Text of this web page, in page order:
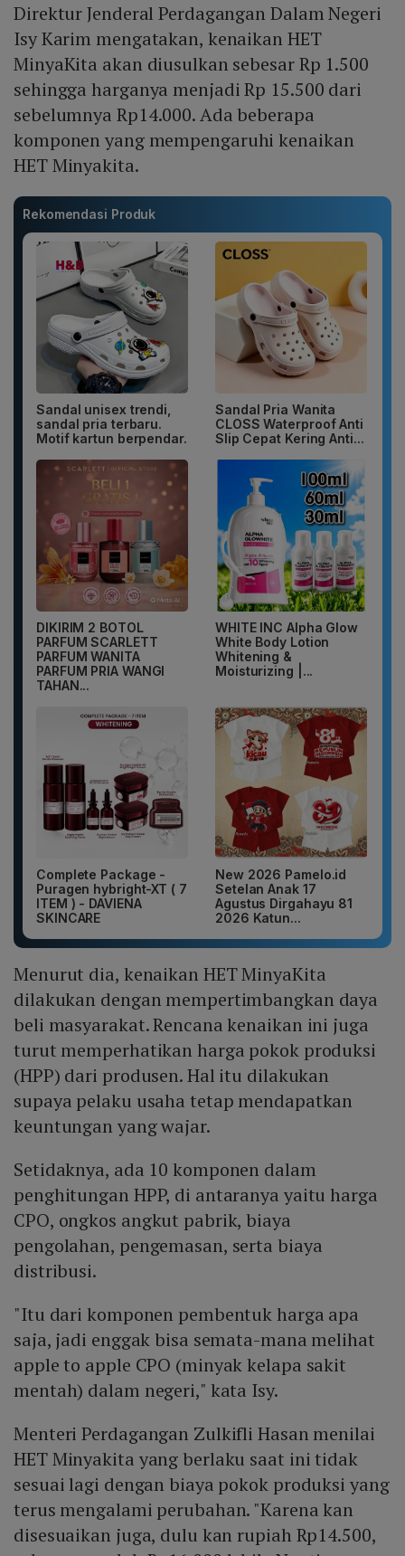
Direktur Jenderal Perdagangan Dalam Negeri
Isy Karim mengatakan, kenaikan HET
MinyaKita akan diusulkan sebesar Rp 1.500
sehingga harganya menjadi Rp 15.500 dari
sebelumnya Rp14.000. Ada beberapa
komponen yang mempengaruhi kenaikan
HET Minyakita.
Rekomendasi Produk
Sandal unisex trendi,
sandal pria terbaru.
Motif kartun berpendar.
Sandal Pria Wanita
CLOSS Waterproof Anti
Slip Cepat Kering Anti...
DIKIRIM 2 BOTOL
PARFUM SCARLETT
PARFUM WANITA
PARFUM PRIA WANGI
TAHAN...
WHITE INC Alpha Glow
White Body Lotion
Whitening &
Moisturizing |...
Complete Package -
Puragen hybright-XT ( 7
ITEM ) - DAVIENA
SKINCARE
New 2026 Pamelo.id
Setelan Anak 17
Agustus Dirgahayu 81
2026 Katun...
Menurut dia, kenaikan HET MinyaKita
dilakukan dengan mempertimbangkan daya
beli masyarakat. Rencana kenaikan ini juga
turut memperhatikan harga pokok produksi
(HPP) dari produsen. Hal itu dilakukan
supaya pelaku usaha tetap mendapatkan
keuntungan yang wajar.
Setidaknya, ada 10 komponen dalam
penghitungan HPP, di antaranya yaitu harga
CPO, ongkos angkut pabrik, biaya
pengolahan, pengemasan, serta biaya
distribusi.
"Itu dari komponen pembentuk harga apa
saja, jadi enggak bisa semata-mana melihat
apple to apple CPO (minyak kelapa sakit
mentah) dalam negeri," kata Isy.
Menteri Perdagangan Zulkifli Hasan menilai
HET Minyakita yang berlaku saat ini tidak
sesuai lagi dengan biaya pokok produksi yang
terus mengalami perubahan. "Karena kan
disesuaikan juga, dulu kan rupiah Rp14.500,